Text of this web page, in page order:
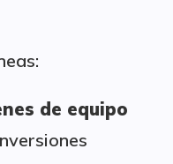
de equipo